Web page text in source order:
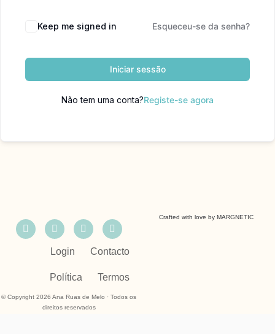
Keep me signed in Esqueceu-se da senha?
Iniciar sessão
Não tem uma conta?Registe-se agora
Login Contacto
Política Termos
© Copyright 2026 Ana Ruas de Melo · Todos os
direitos reservados
Crafted with love by MARGNETIC